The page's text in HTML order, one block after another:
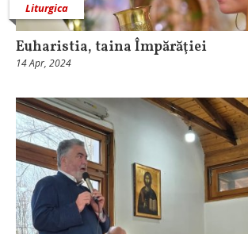
Liturgica
Euharistia, taina Împărăţiei
14 Apr, 2024